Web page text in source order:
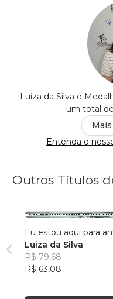
Luiza da Silva é
um total de
Entenda o
Outros Títulos
Eu estou aqui para
Luiza da Silva
R$ 79,68
R$ 63,08